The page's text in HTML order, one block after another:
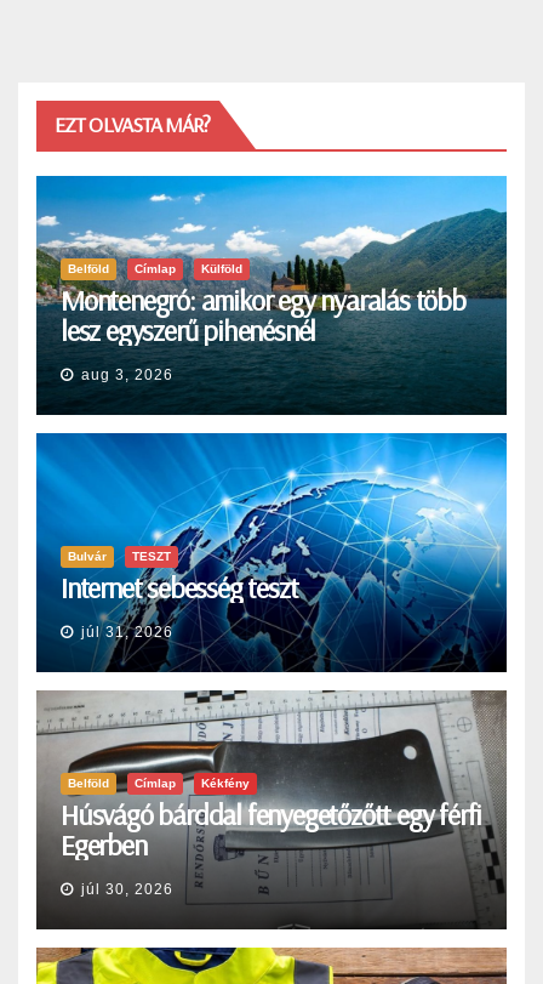
EZT OLVASTA MÁR?
Belföld Címlap Külföld
Montenegró: amikor egy nyaralás több
lesz egyszerű pihenésnél
aug 3, 2026
Bulvár TESZT
Internet sebesség teszt
júl 31, 2026
Belföld Címlap Kékfény
Húsvágó bárddal fenyegetőzőtt egy férfi
Egerben
júl 30, 2026